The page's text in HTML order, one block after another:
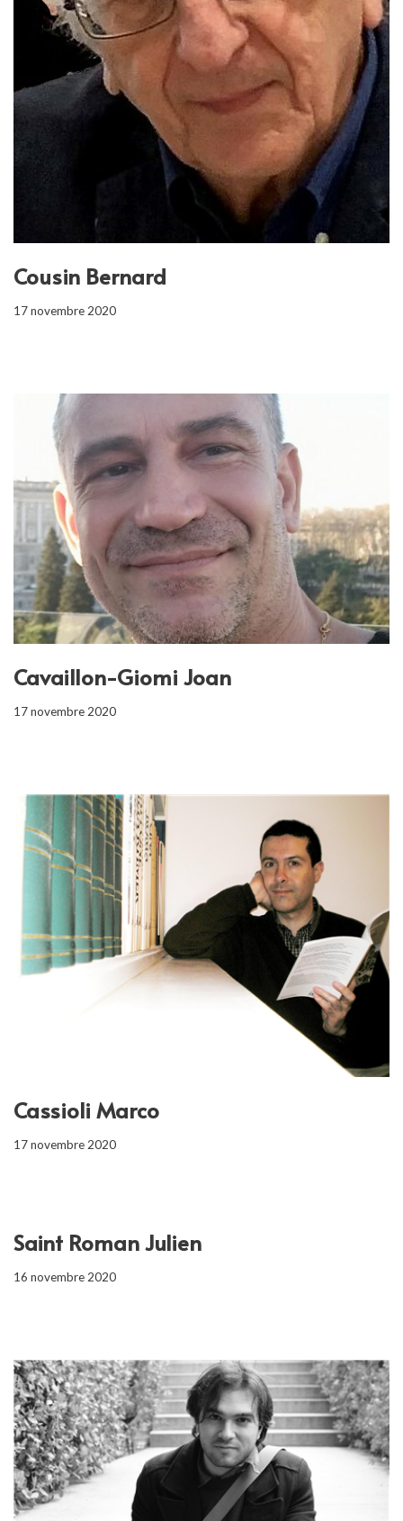
Cousin Bernard
17 novembre 2020
Cavaillon-Giomi Joan
17 novembre 2020
Cassioli Marco
17 novembre 2020
Saint Roman Julien
16 novembre 2020